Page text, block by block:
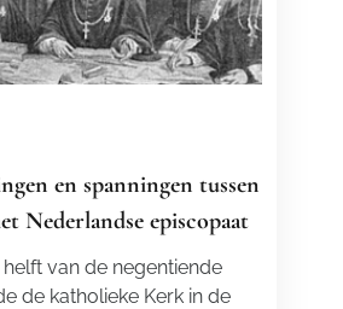
en spanningen tussen
Nederlandse episcopaat
van de negentiende
de katholieke Kerk in de